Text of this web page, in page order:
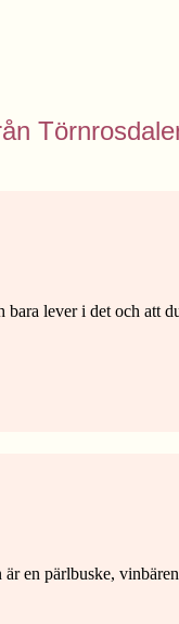
lever i det och
en pärlbuske,